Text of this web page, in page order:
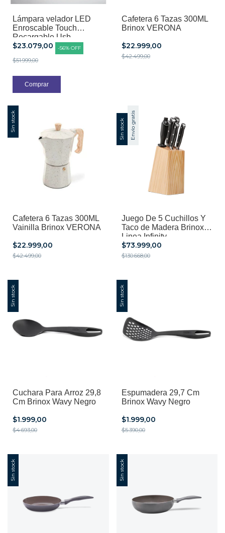
Lámpara velador LED
Enroscable Touch
Recargable Usb
Dimerizable
$23.079,00 -56% OFF
$51.999,00
Cafetera 6 Tazas 300ML
Brinox VERONA
$22.999,00
$42.499,00
Sin stock
Cafetera 6 Tazas 300ML
Vainilla Brinox VERONA
$22.999,00
$42.499,00
Sin stock Envío gratis
Juego De 5 Cuchillos Y
Taco de Madera Brinox
Linea Infinity
$73.999,00
$130.668,00
Sin stock
Cuchara Para Arroz 29,8
Cm Brinox Wavy Negro
$1.999,00
$4.693,00
Sin stock
Espumadera 29,7 Cm
Brinox Wavy Negro
$1.999,00
$5.390,00
Sin stock Sin stock